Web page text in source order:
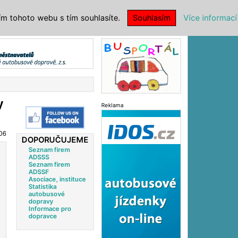
DOPORUČUJEME
Seznam firem
ADSSS
Seznam firem
ADSSF
Asociace, instituce
Statistika
autobusové
dopravy
Informace pro
dopravce
Reklama
tohoto webu s tím souhlasíte. Souhlasím Více informací